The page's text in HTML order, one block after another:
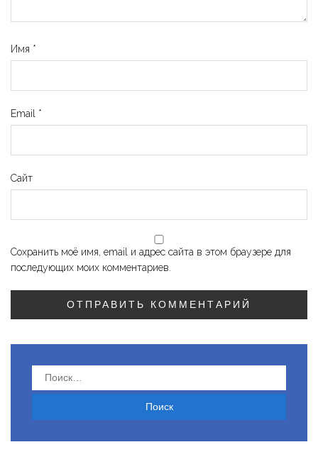
Имя *
Email *
Сайт
Сохранить моё имя, email и адрес сайта в этом браузере для
последующих моих комментариев.
Найти: